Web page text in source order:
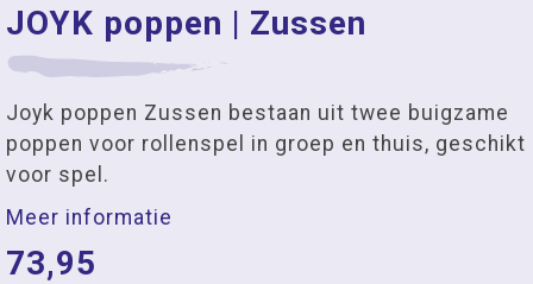
JOYK poppen | Zussen
Joyk poppen Zussen bestaan uit twee buigzame
poppen voor rollenspel in groep en thuis, geschikt
voor spel.
Meer informatie
73,95